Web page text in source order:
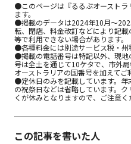
●このページは『るるぶオースト
ます。
●掲載のデータは2024年10月～
転、閉店、料金改訂などにより記
等で利用できない場合があります。
●各種料金には別途サービス税・州
●掲載の電話番号は特記以外、現地
号は全土を通じて10ケタで、市外
オーストラリアの国番号を加えてご
●定休日のみを記載しています。年
の祝祭日などは省略しています。
くが休みとなりますので、ご注意く
この記事を書いた人